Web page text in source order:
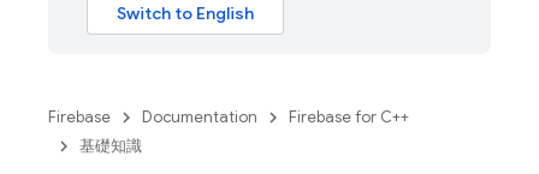
Firebase Documentation
Firebase for C++
基礎知識